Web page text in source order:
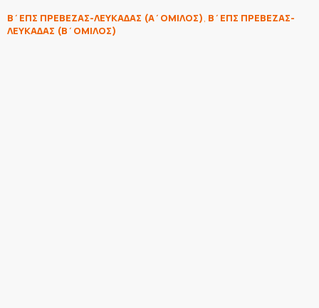
Β΄ΕΠΣ ΠΡΕΒΕΖΑΣ-ΛΕΥΚΑΔΑΣ (Α΄ΟΜΙΛΟΣ), Β΄ΕΠΣ ΠΡΕΒΕΖΑΣ-
ΛΕΥΚΑΔΑΣ (Β΄ΟΜΙΛΟΣ)